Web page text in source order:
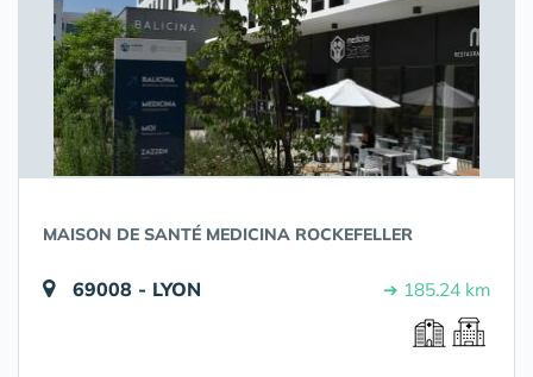
MAISON DE SANTÉ MEDICINA ROCKEFELLER
69008 - LYON ➔ 185.24 km